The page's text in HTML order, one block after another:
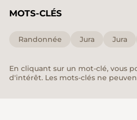
MOTS-CLÉS
Randonnée Jura Jura
En cliquant sur un mot-clé, vous
d'intérêt. Les mots-clés ne